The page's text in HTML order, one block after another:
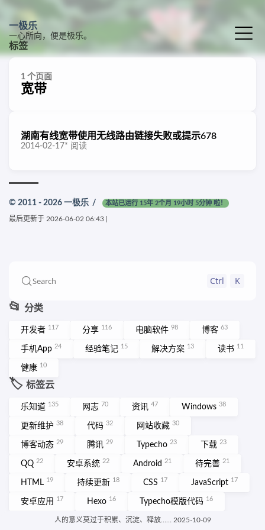
一极乐
一心所向，便是极乐。
Search Ctrl K
📂 分类
开发者 117 分享 116 电脑软件 98 博客 63
手机App 24 经验笔记 15 解决方案 13 读书 11
健康 10
🏷️ 标签云
乐知道 135 网志 70 资讯 47 Windows 38
更新维护 38 代码 32 网站收藏 30
博客动态 29 腾讯 29 Typecho 23 下载 23
QQ 22 安卓系统 22 Android 21 待完善 21
HTML 19 持续更新 18 CSS 17 JavaScript 17
安卓应用 17 Hexo 16 Typecho模版代码 16
网页设计15 More ➡️
标签
1 个页面
宽带
湖南有线宽带使用无线路由链接失败或提示678
2014-02-17* 阅读
© 2011 - 2026 一极乐 / 本站已运行 15年 2个月 19小时 5分钟 啦！
最后更新于 2026-06-02 06:43
人的意义莫过于积累、沉淀、释放…… 2025-10-09